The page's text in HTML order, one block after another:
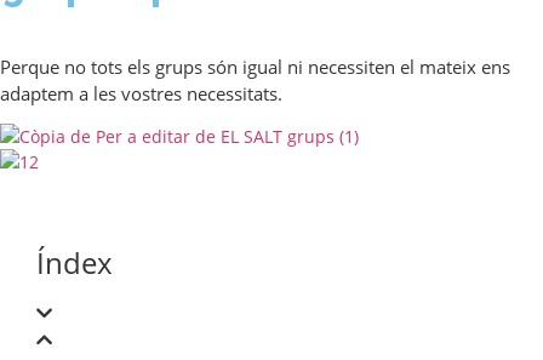
Perque no tots els grups són igual ni necessiten el mateix ens
adaptem a les vostres necessitats.
Índex